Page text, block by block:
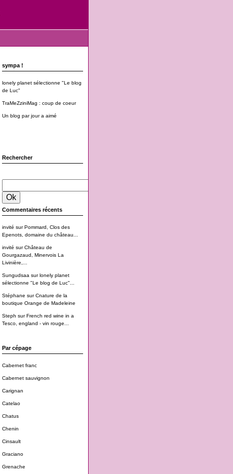
sympa !
lonely planet sélectionne "Le blog
de Luc"
TraMeZziniMag : coup de coeur
Un blog par jour a aimé
Rechercher
Commentaires récents
invité surPommard, Clos des
Epenots, domaine du château...
invité surChâteau de
Gourgazaud, Minervois La
Livinière,...
Sungudsaa surlonely planet
sélectionne "Le blog de Luc"...
Stéphane surCnature de la
boutique Orange de Madeleine
Steph surFrench red wine in a
Tesco, england - vin rouge...
Par cépage
Cabernet franc
Cabernet sauvignon
Carignan
Catelao
Chatus
Chenin
Cinsault
Graciano
Grenache